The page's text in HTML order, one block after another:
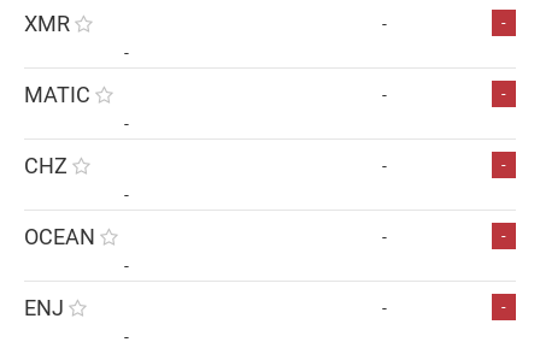
XMR - -
-
MATIC - -
-
CHZ - -
-
OCEAN - -
-
ENJ - -
-